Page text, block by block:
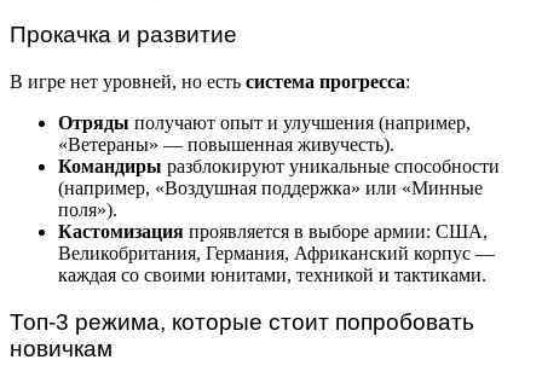
Прокачка и развитие
В игре нет уровней, но есть система прогресса:
Отряды получают опыт и улучшения (например,
«Ветераны» — повышенная живучесть).
Командиры разблокируют уникальные способности
(например, «Воздушная поддержка» или «Минные
поля»).
Кастомизация проявляется в выборе армии: США,
Великобритания, Германия, Африканский корпус —
каждая со своими юнитами, техникой и тактиками.
Топ-3 режима, которые стоит попробовать
новичкам